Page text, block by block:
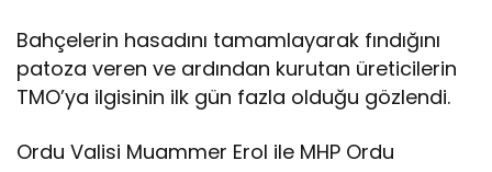
Bahçelerin hasadını tamamlayarak fındığını
patoza veren ve ardından kurutan üreticilerin
TMO’ya ilgisinin ilk gün fazla olduğu gözlendi.
Ordu Valisi Muammer Erol ile MHP Ordu